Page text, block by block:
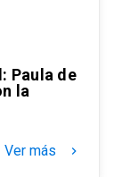
Paula de
la
Ver más keyboard_arrow_right